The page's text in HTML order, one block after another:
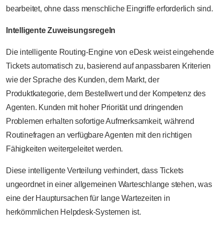
bearbeitet, ohne dass menschliche Eingriffe erforderlich sind.
Intelligente Zuweisungsregeln
Die intelligente Routing-Engine von eDesk weist eingehende
Tickets automatisch zu, basierend auf anpassbaren Kriterien
wie der Sprache des Kunden, dem Markt, der
Produktkategorie, dem Bestellwert und der Kompetenz des
Agenten. Kunden mit hoher Priorität und dringenden
Problemen erhalten sofortige Aufmerksamkeit, während
Routinefragen an verfügbare Agenten mit den richtigen
Fähigkeiten weitergeleitet werden.
Diese intelligente Verteilung verhindert, dass Tickets
ungeordnet in einer allgemeinen Warteschlange stehen, was
eine der Hauptursachen für lange Wartezeiten in
herkömmlichen Helpdesk-Systemen ist.